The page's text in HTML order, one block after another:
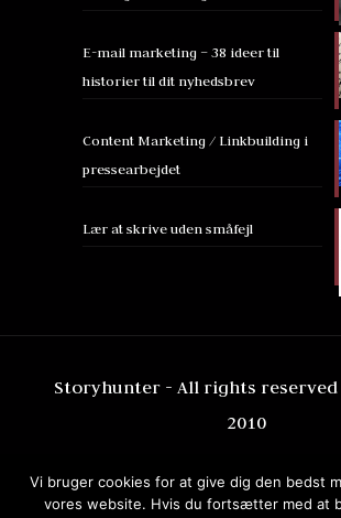
E-mail marketing – 38 ideer til
historier til dit nyhedsbrev
Content Marketing / Linkbuilding i
pressearbejdet
Lær at skrive uden småfejl
Storyhunter - All rights
2010
Vi bruger cookies for at give dig den bedst
vores website. Hvis du fortsætter med at